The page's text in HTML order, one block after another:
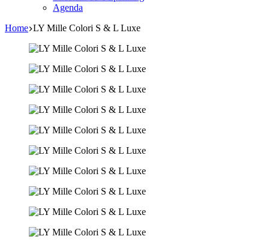
Agenda
Home LY Mille Colori S & L Luxe